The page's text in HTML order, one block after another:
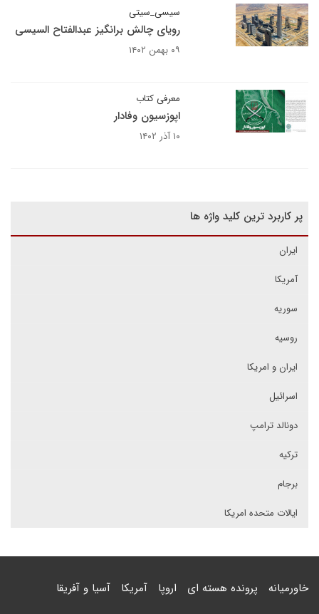
سیسی_سیتی
رویای چالش برانگیز عبدالفتاح السیسی
۰۹ بهمن ۱۴۰۲
معرفی کتاب
اپوزسیون وفادار
۱۰ آذر ۱۴۰۲
پر کاربرد ترین کلید واژه ها
ایران
آمریکا
سوریه
روسیه
ایران و امریکا
اسرائیل
دونالد ترامپ
ترکیه
برجام
ایالات متحده امریکا
خاورمیانه پرونده هسته ای اروپا آمریکا آسیا و آفریقا